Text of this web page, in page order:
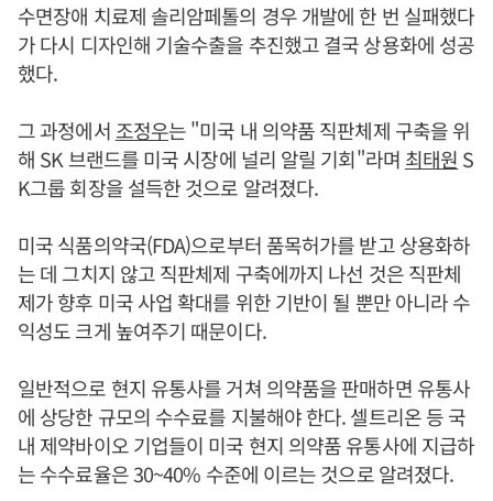
수면장애 치료제 솔리암페톨의 경우 개발에 한 번 실패했다
가 다시 디자인해 기술수출을 추진했고 결국 상용화에 성공
했다.
그 과정에서 조정우는 "미국 내 의약품 직판체제 구축을 위
해 SK 브랜드를 미국 시장에 널리 알릴 기회"라며 최태원 S
K그룹 회장을 설득한 것으로 알려졌다.
미국 식품의약국(FDA)으로부터 품목허가를 받고 상용화하
는 데 그치지 않고 직판체제 구축에까지 나선 것은 직판체
제가 향후 미국 사업 확대를 위한 기반이 될 뿐만 아니라 수
익성도 크게 높여주기 때문이다.
일반적으로 현지 유통사를 거쳐 의약품을 판매하면 유통사
에 상당한 규모의 수수료를 지불해야 한다. 셀트리온 등 국
내 제약바이오 기업들이 미국 현지 의약품 유통사에 지급하
는 수수료율은 30~40% 수준에 이르는 것으로 알려졌다.